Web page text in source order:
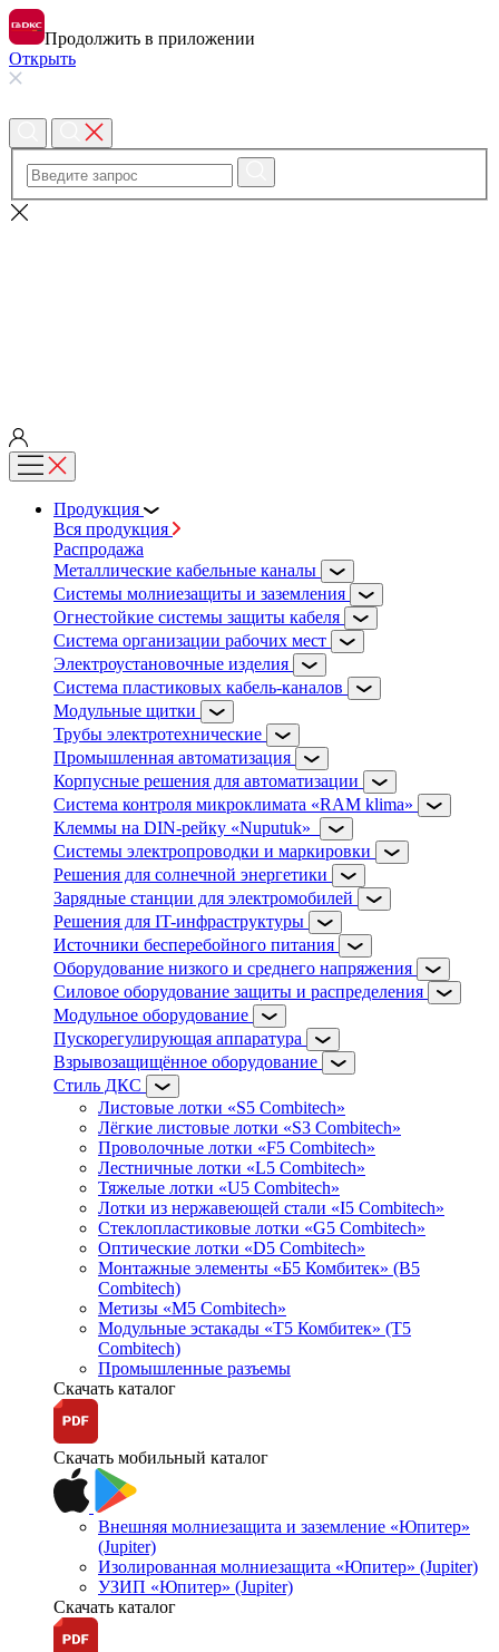
Продолжить в приложении
Открыть
Продукция
Вся продукция
Распродажа
Металлические кабельные каналы
Системы молниезащиты и заземления
Огнестойкие системы защиты кабеля
Система организации рабочих мест
Электроустановочные изделия
Система пластиковых кабель-каналов
Модульные щитки
Трубы электротехнические
Промышленная автоматизация
Корпусные решения для автоматизации
Система контроля микроклимата «RAM klima»
Клеммы на DIN-рейку «Nuputuk»
Системы электропроводки и маркировки
Решения для солнечной энергетики
Зарядные станции для электромобилей
Решения для IT-инфраструктуры
Источники бесперебойного питания
Оборудование низкого и среднего напряжения
Силовое оборудование защиты и распределения
Модульное оборудование
Пускорегулирующая аппаратура
Взрывозащищённое оборудование
Стиль ДКС
Листовые лотки «S5 Combitech»
Лёгкие листовые лотки «S3 Combitech»
Проволочные лотки «F5 Combitech»
Лестничные лотки «L5 Combitech»
Тяжелые лотки «U5 Combitech»
Лотки из нержавеющей стали «I5 Combitech»
Стеклопластиковые лотки «G5 Combitech»
Оптические лотки «D5 Combitech»
Монтажные элементы «Б5 Комбитек» (B5
Combitech)
Метизы «M5 Combitech»
Модульные эстакады «Т5 Комбитек» (T5
Combitech)
Промышленные разъемы
Скачать каталог
Скачать мобильный каталог
Внешняя молниезащита и заземление «Юпитер»
(Jupiter)
Изолированная молниезащита «Юпитер» (Jupiter)
УЗИП «Юпитер» (Jupiter)
Скачать каталог